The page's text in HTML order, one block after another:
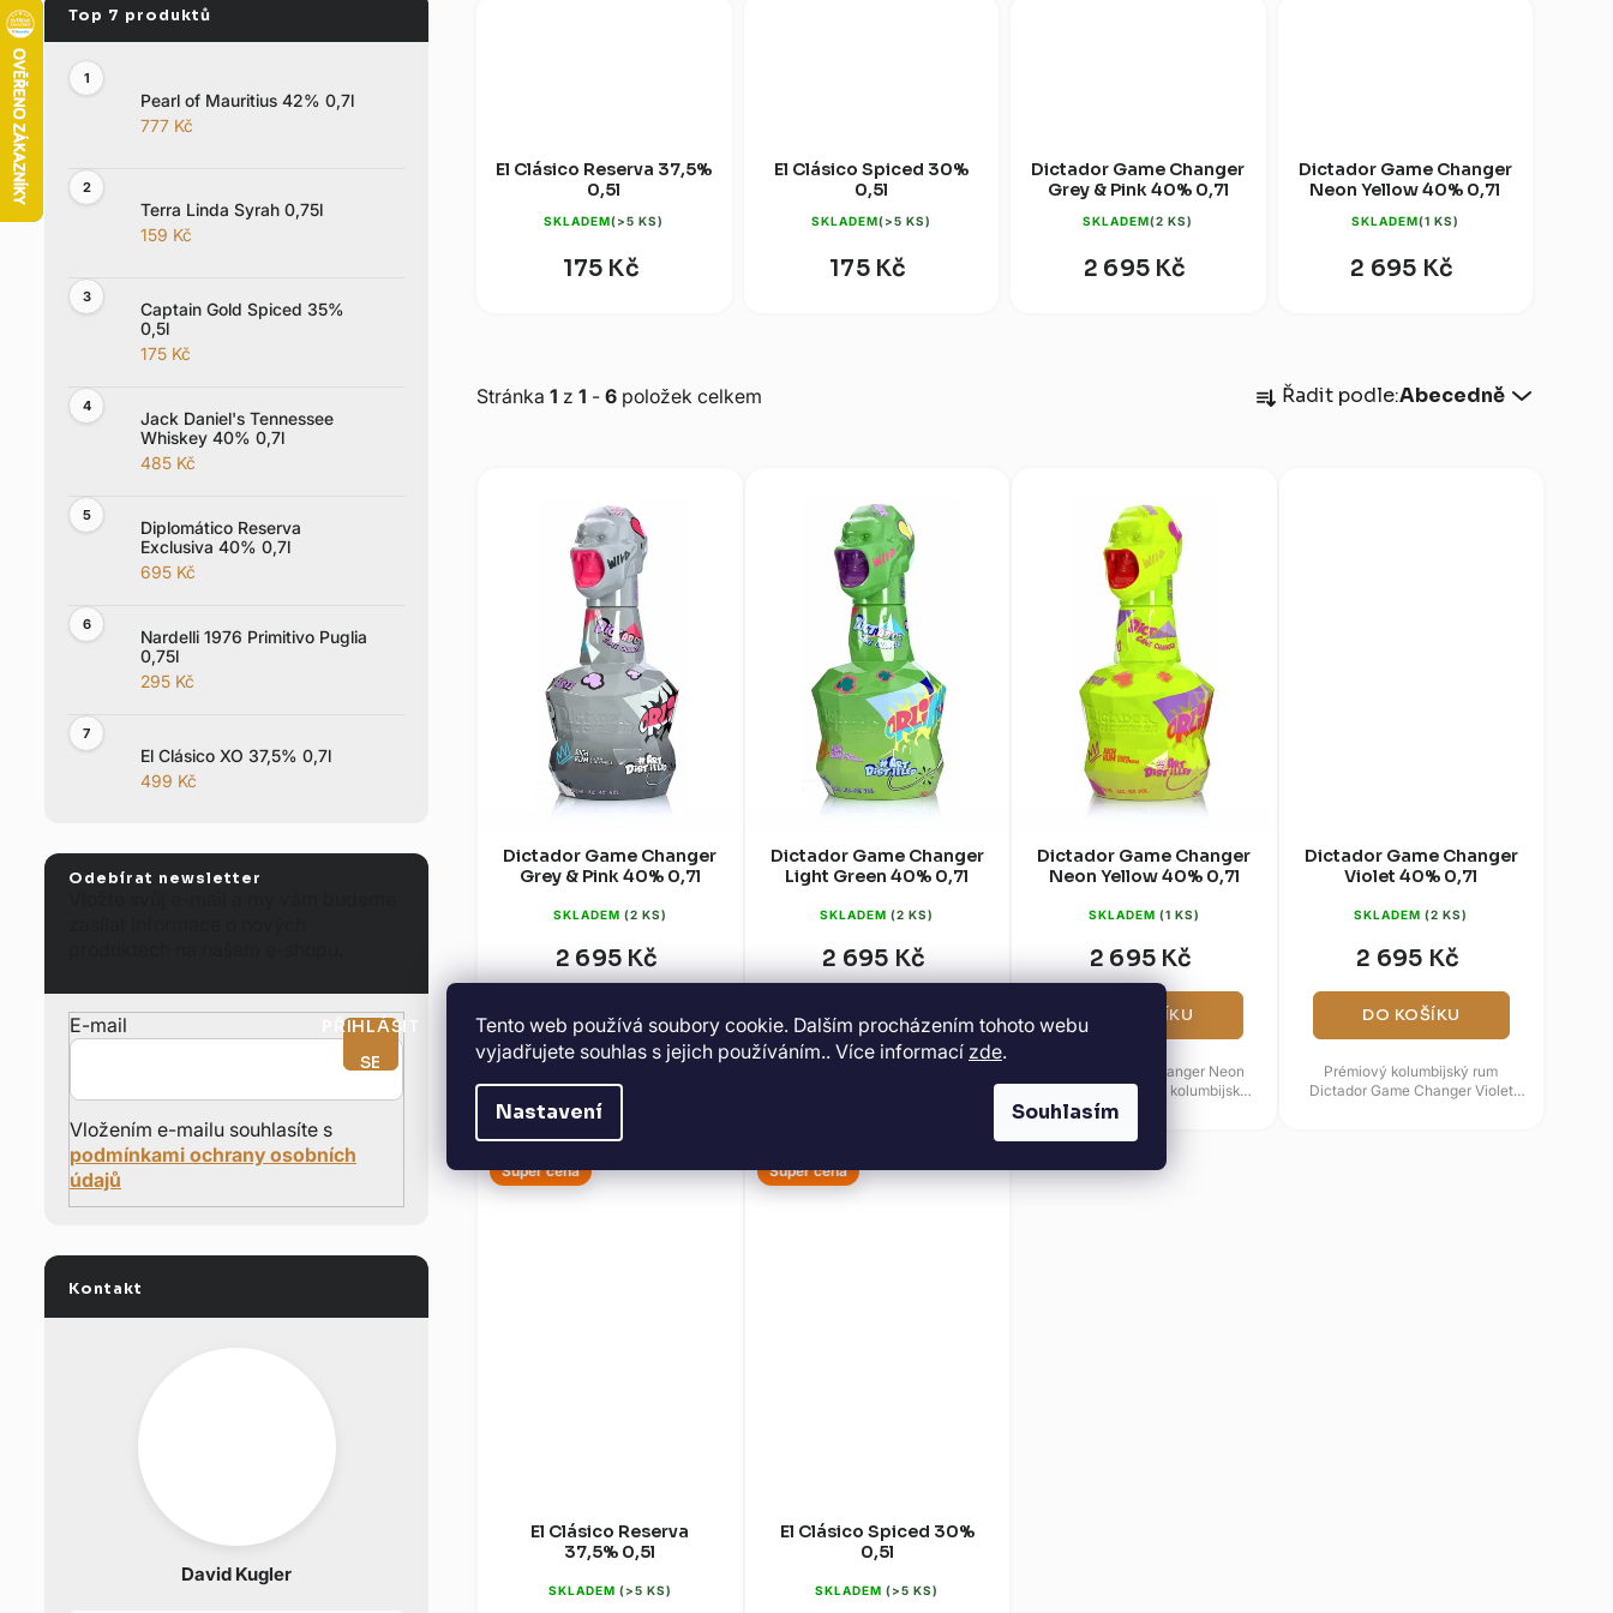
Tento web používá soubory cookie. Dalším procházením tohoto webu
vyjadřujete souhlas s jejich používáním.. Více informací zde.
Nastavení Souhlasím
n
Pearl of Mauritius 42% 0,7l
777 Kč
Terra Linda Syrah 0,75l
159 Kč
Captain Gold Spiced 35%
0,5l
175 Kč
Jack Daniel's Tennessee
Whiskey 40% 0,7l
485 Kč
Diplomático Reserva
Exclusiva 40% 0,7l
695 Kč
Nardelli 1976 Primitivo Puglia
0,75l
295 Kč
El Clásico XO 37,5% 0,7l
499 Kč
Odebírat newsletter
E-mail
Vložením e-mailu souhlasíte s
podmínkami ochrany osobních
údajů
PŘIHLÁSIT
SE
Kontakt
David Kugler
El Clásico Reserva 37,5%
0,5l
SKLADEM(>5 KS)
175 Kč
El Clásico Spiced 30%
0,5l
SKLADEM(>5 KS)
175 Kč
Dictador Game Changer
Grey & Pink 40% 0,7l
SKLADEM(2 KS)
2 695 Kč
Dictador Game Changer
Neon Yellow 40% 0,7l
SKLADEM(1 KS)
2 695 Kč
Stránka 1 z 1 - 6 položek celkem
a Řadit podle:Abecedně
Dictador Game Changer
Grey & Pink 40% 0,7l
SKLADEM (2 KS)
2 695 Kč
DO KOŠÍKU
Changer Grey & Pink přináší na trh
sofistikovanou kombinaci
Dictador Game Changer
Light Green 40% 0,7l
SKLADEM(2 KS)
2 695 Kč
DO KOŠÍKU
Dictador Game Changer
Neon Yellow 40% 0,7l
SKLADEM (1 KS)
2 695 Kč
DO KOŠÍKU
Dictador Game Changer Neon
Yellow je prémiový kolumbijský
rum z limitované edice, který
Dictador Game Changer
Violet 40% 0,7l
SKLADEM(2 KS)
2 695 Kč
DO KOŠÍKU
Prémiový kolumbijský rum
Dictador Game Changer Violet
Super cena
El Clásico Reserva
37,5% 0,5l
SKLADEM (>5 KS)
Super cena
El Clásico Spiced 30%
0,5l
SKLADEM(>5 KS)